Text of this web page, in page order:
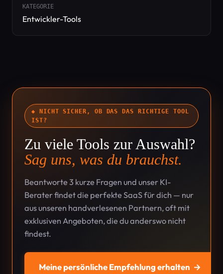
KATEGORIE
Entwickler-Tools
◆ NICHT SICHER, OB DAS DAS RICHTIGE TOOL
IST?
Zu viele Tools zur Auswahl?
Sag uns, was du brauchst.
Beantworte 3 kurze Fragen und unser KI-
Berater findet die perfekte SaaS für dich — nur
aus unseren handverlesenen Partnern, oft mit
exklusiven Angeboten, die du anderswo nicht
findest.
Meine persönliche Empfehlung erhalten →